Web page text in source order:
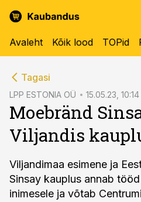
Avaleht Kõik lood TOPid
Tagasi
LPP ESTONIA OÜ 15.05.23, 10:14
Moebränd
Viljandis
Viljandimaa esimene ja
Sinsay kauplus annab
inimesele ja võtab